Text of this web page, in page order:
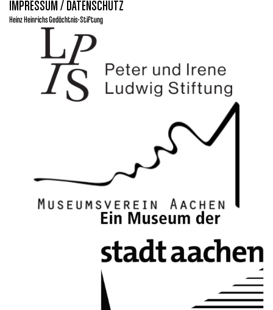
IMPRESSUM / DATENSCHUTZ
Heinz Heinrichs Gedächtnis-Stiftung